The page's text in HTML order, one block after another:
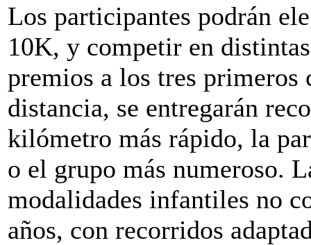
Los participantes podrán
10K, y competir en
premios a los tres
distancia, se entregarán
kilómetro más rápido, la
o el grupo más numeroso.
modalidades infantiles no
años, con recorridos